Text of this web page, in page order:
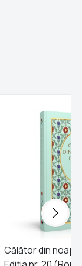
Călător din